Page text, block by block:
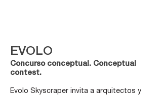
EVOLO
Concurso conceptual. Conceptual
contest.
Evolo Skyscraper invita a arquitectos y